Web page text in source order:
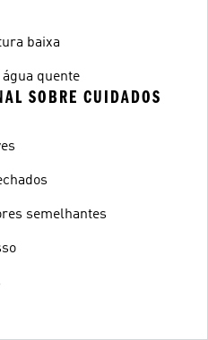
baixa
quente
SOBRE CUIDADOS
semelhantes